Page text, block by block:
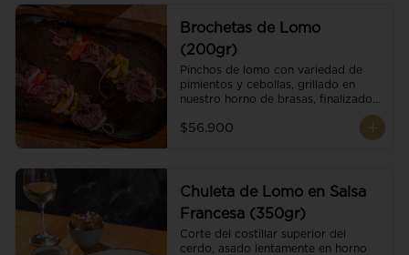
Brochetas de Lomo
(200gr)
Pinchos de lomo con variedad de
pimientos y cebollas, grillado en
nuestro horno de brasas, finalizado
con cristales de sal. Acompañado de
salsa criolla.
$56.900
Chuleta de Lomo en Salsa
Francesa (350gr)
Corte del costillar superior del
cerdo, asado lentamente en horno